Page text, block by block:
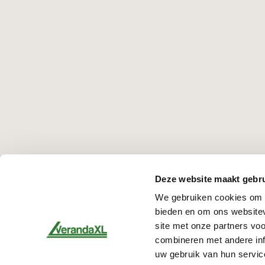
Deze website maakt
We gebruiken cookies
bieden en om ons
site met onze partners
combineren met andere
uw gebruik van hun